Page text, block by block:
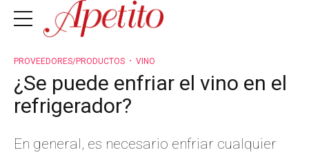
PROVEEDORES/PRODUCTOS VINO
¿Se puede enfriar el vino en el
refrigerador?
En general, es necesario enfriar cualquier